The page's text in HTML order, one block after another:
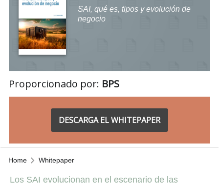
SAI, qué es, tipos y evolución de
negocio
Proporcionado por: BPS
DESCARGA EL WHITEPAPER
Home Whitepaper
Los SAI evolucionan en el escenario de las